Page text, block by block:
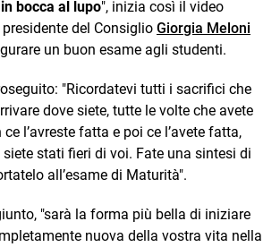
bocca al lupo", inizia così il video
del Consiglio Giorgia Meloni
un buon esame agli studenti.
"Ricordatevi tutti i sacrifici che
dove siete, tutte le volte che avete
l’avreste fatta e poi ce l’avete fatta,
stati fieri di voi. Fate una sintesi di
all’esame di Maturità".
"sarà la forma più bella di iniziare
nuova della vostra vita nella